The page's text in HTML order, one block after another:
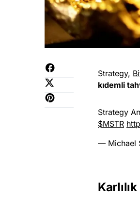
Strategy,
kıdemli
Strategy
$MSTR
— Michael